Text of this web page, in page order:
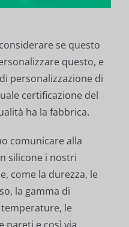
se questo
questo, e
personalizzazione di
certificazione del
ha la fabbrica.
comunicare alla
silicone i nostri
come la durezza, le
la gamma di
le